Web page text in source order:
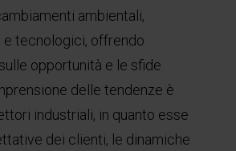
ambientali,
tecnologici, offrendo
opportunità e le sfide
delle tendenze è
industriali, in quanto esse
dei clienti, le dinamiche